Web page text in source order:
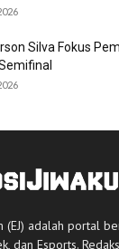
Silva Fokus
(EJ) adalah portal
dan Esports.